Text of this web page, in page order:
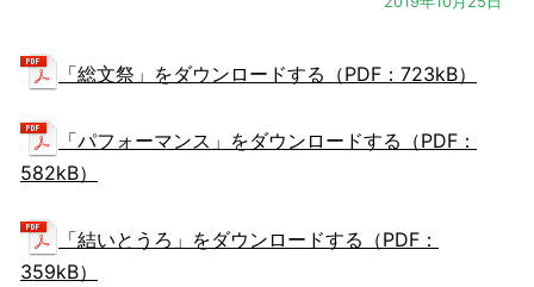
「総文祭」をダウンロードする（PDF：723kB）
「パフォーマンス」をダウンロードする（PDF：
582kB）
「結いとうろ」をダウンロードする（PDF：
359kB）